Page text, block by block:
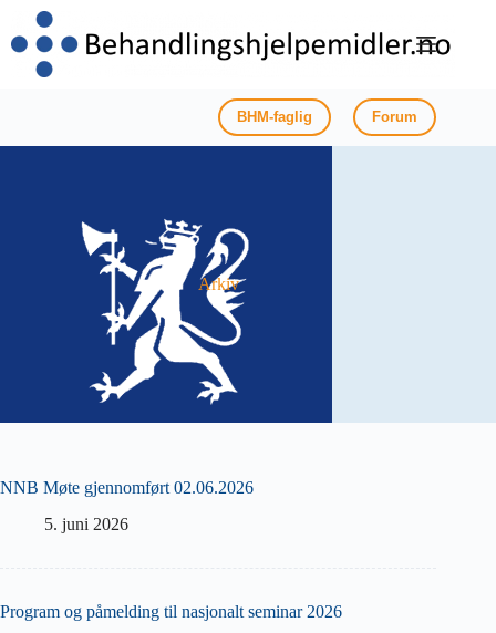
innholdet
BHM-faglig Forum
Arkiv
NNB Møte gjennomført 02.06.2026
5. juni 2026
Program og påmelding til nasjonalt seminar 2026